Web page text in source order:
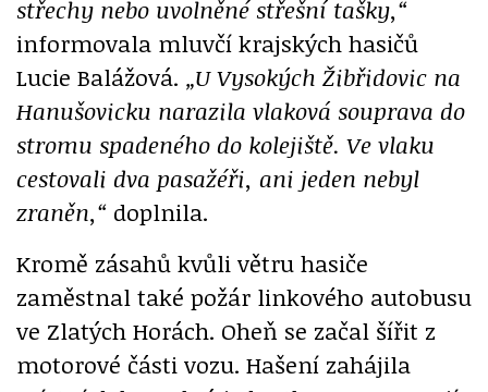
střechy nebo uvolněné střešní tašky,“
informovala mluvčí krajských hasičů
Lucie Balážová. „U Vysokých Žibřidovic na
Hanušovicku narazila vlaková souprava do
stromu spadeného do kolejiště. Ve vlaku
cestovali dva pasažéři, ani jeden nebyl
zraněn,“ doplnila.
Kromě zásahů kvůli větru hasiče
zaměstnal také požár linkového autobusu
ve Zlatých Horách. Oheň se začal šířit z
motorové části vozu. Hašení zahájila